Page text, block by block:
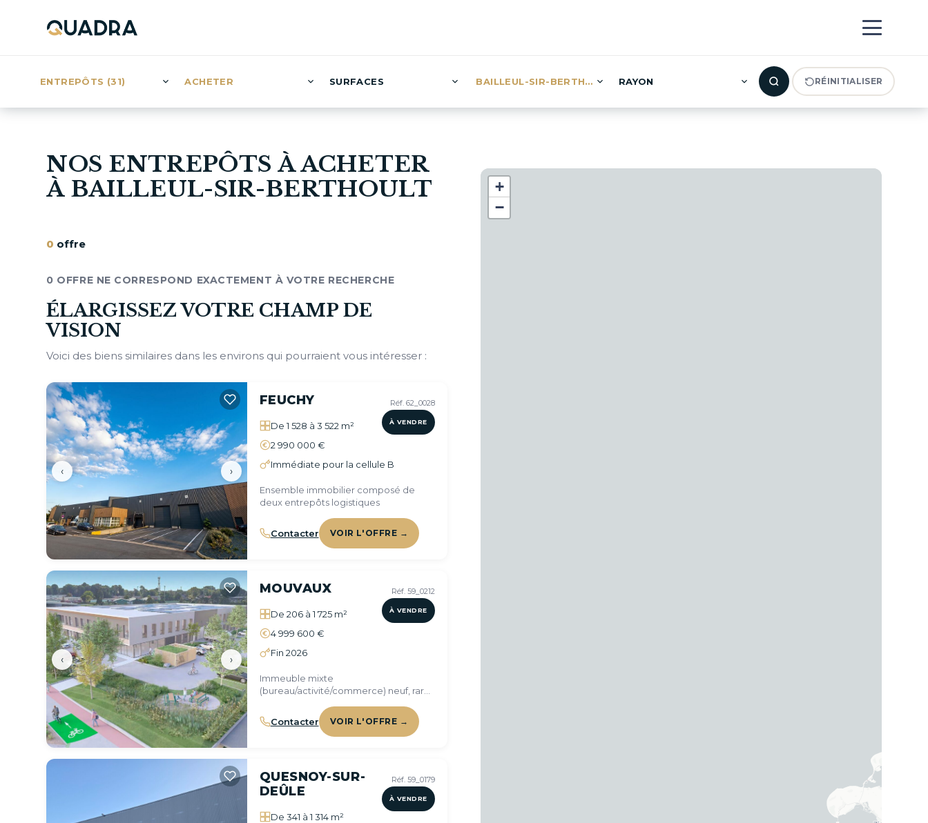
ENTREPÔTS (31) ACHETER SURFACES BAILLEUL-SIR-BERTHOULT (0)RAYON RÉINITIALISER
NOS ENTREPÔTS À ACHETER
À BAILLEUL-SIR-BERTHOULT
0 offre
0 OFFRE NE CORRESPOND EXACTEMENT À VOTRE RECHERCHE
ÉLARGISSEZ VOTRE CHAMP DE
VISION
Voici des biens similaires dans les environs qui pourraient vous intéresser :
‹ ›
Réf. 62_0028
À VENDRE
FEUCHY
De 1 528 à 3 522 m²
2 990 000 €
Immédiate pour la cellule B
Ensemble immobilier composé de
deux entrepôts logistiques
Contacter VOIR L'OFFRE →
‹ ›
Réf. 59_0212
À VENDRE
MOUVAUX
De 206 à 1 725 m²
4 999 600 €
Fin 2026
Immeuble mixte
(bureau/activité/commerce) neuf, rare
Contacter
VOIR L'OFFRE →
Réf. 59_0179
À VENDRE
QUESNOY-SUR-
DEÛLE
De 341 à 1 314 m²
+
−